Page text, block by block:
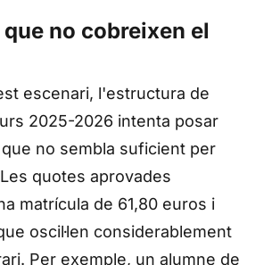
no cobreixen el
escenari, l'estructura de
2025-2026 intenta posar
no sembla suficient per
quotes aprovades
matrícula de 61,80 euros i
oscil·len considerablement
Per exemple, un alumne de